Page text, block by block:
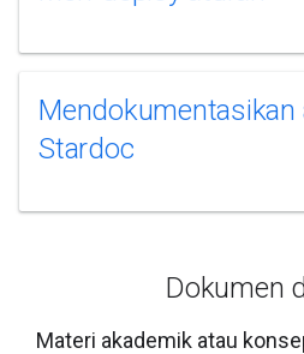
Mendokumentasikan
Stardoc
Dokumen
Materi akademik atau